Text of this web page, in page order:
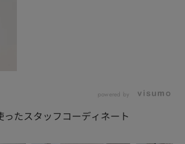
powered by
ったスタッフコーディネート